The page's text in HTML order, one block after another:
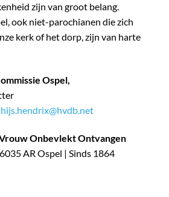
zijn van groot belang.
ook niet-parochianen die zich
kerk of het dorp, zijn van harte
Ospel,
Onbevlekt Ontvangen
AR Ospel | Sinds 1864